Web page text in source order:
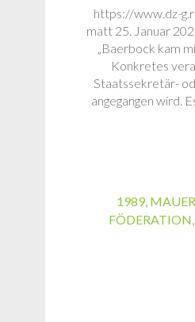
https://www.dz-
matt 25. Januar
„Baerbock kam
Konkretes
Staatssekretär-
angegangen wird.
1989
FÖDERATION